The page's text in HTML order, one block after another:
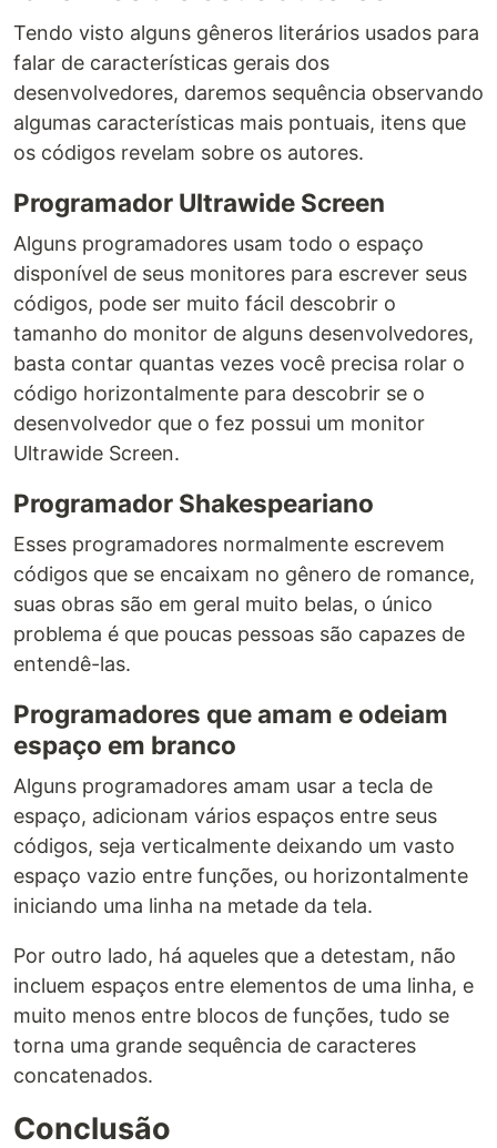
Tendo visto alguns gêneros literários usados para
falar de características gerais dos
desenvolvedores, daremos sequência observando
algumas características mais pontuais, itens que
os códigos revelam sobre os autores.
Programador Ultrawide Screen
Alguns programadores usam todo o espaço
disponível de seus monitores para escrever seus
códigos, pode ser muito fácil descobrir o
tamanho do monitor de alguns desenvolvedores,
basta contar quantas vezes você precisa rolar o
código horizontalmente para descobrir se o
desenvolvedor que o fez possui um monitor
Ultrawide Screen.
Programador Shakespeariano
Esses programadores normalmente escrevem
códigos que se encaixam no gênero de romance,
suas obras são em geral muito belas, o único
problema é que poucas pessoas são capazes de
entendê-las.
Programadores que amam e odeiam
espaço em branco
Alguns programadores amam usar a tecla de
espaço, adicionam vários espaços entre seus
códigos, seja verticalmente deixando um vasto
espaço vazio entre funções, ou horizontalmente
iniciando uma linha na metade da tela.
Por outro lado, há aqueles que a detestam, não
incluem espaços entre elementos de uma linha, e
muito menos entre blocos de funções, tudo se
torna uma grande sequência de caracteres
concatenados.
Conclusão